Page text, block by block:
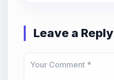
Leave a Reply